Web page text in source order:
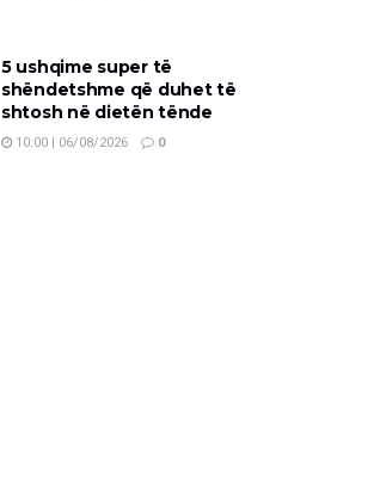
5 ushqime super të
shëndetshme që duhet të
shtosh në dietën tënde
10:00 | 06/08/2026 0